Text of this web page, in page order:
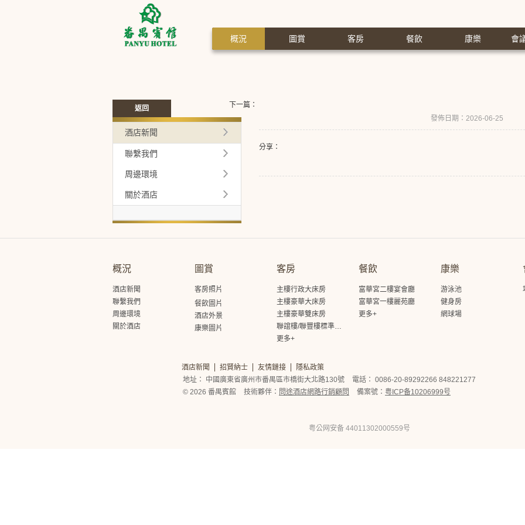
概況 圖賞 客房 餐飲 康樂 會
發佈日期：2026-06-25
分享：
下一篇：
返回
酒店新聞
聯繫我們
周邊環境
關於酒店
概況
酒店新聞
聯繫我們
周邊環境
關於酒店
圖賞
客房照片
餐飲圖片
酒店外景
康樂圖片
客房
主樓行政大床房
主樓豪華大床房
主樓豪華雙床房
聯誼樓/聯豐樓標準大床房
更多+
餐飲
富華宮二樓宴會廳
富華宮一樓麗苑廳
更多+
康樂
游泳池
健身房
網球場
酒店新聞 招賢納士 友情鏈接
隱私政策
地址： 中國廣東省廣州市番禺區市橋街大北路130號
電話： 0086-20-89292266 848221277
© 2026 番禺賓館
技術夥伴： 問途酒店網路行銷顧問 備案號： 粤ICP备10206999号
粤公网安备 44011302000559号